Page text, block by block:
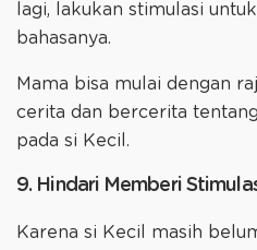
lagi, lakukan stimulasi
bahasanya.
Mama bisa mulai dengan
cerita dan bercerita
pada si Kecil.
9. Hindari Memberi
Karena si Kecil masih